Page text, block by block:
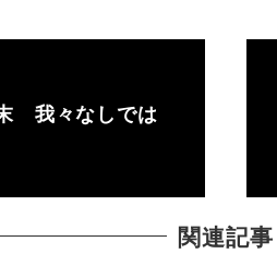
我々なしでは
関連記事